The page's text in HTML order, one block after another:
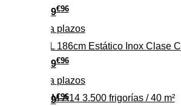
279€96
349€96
Pago a plazos
315 C 315L 186cm Estático Inox Clase C
369€96
Pago a plazos
CLIM-A14 3.500 frigorías / 40 m²